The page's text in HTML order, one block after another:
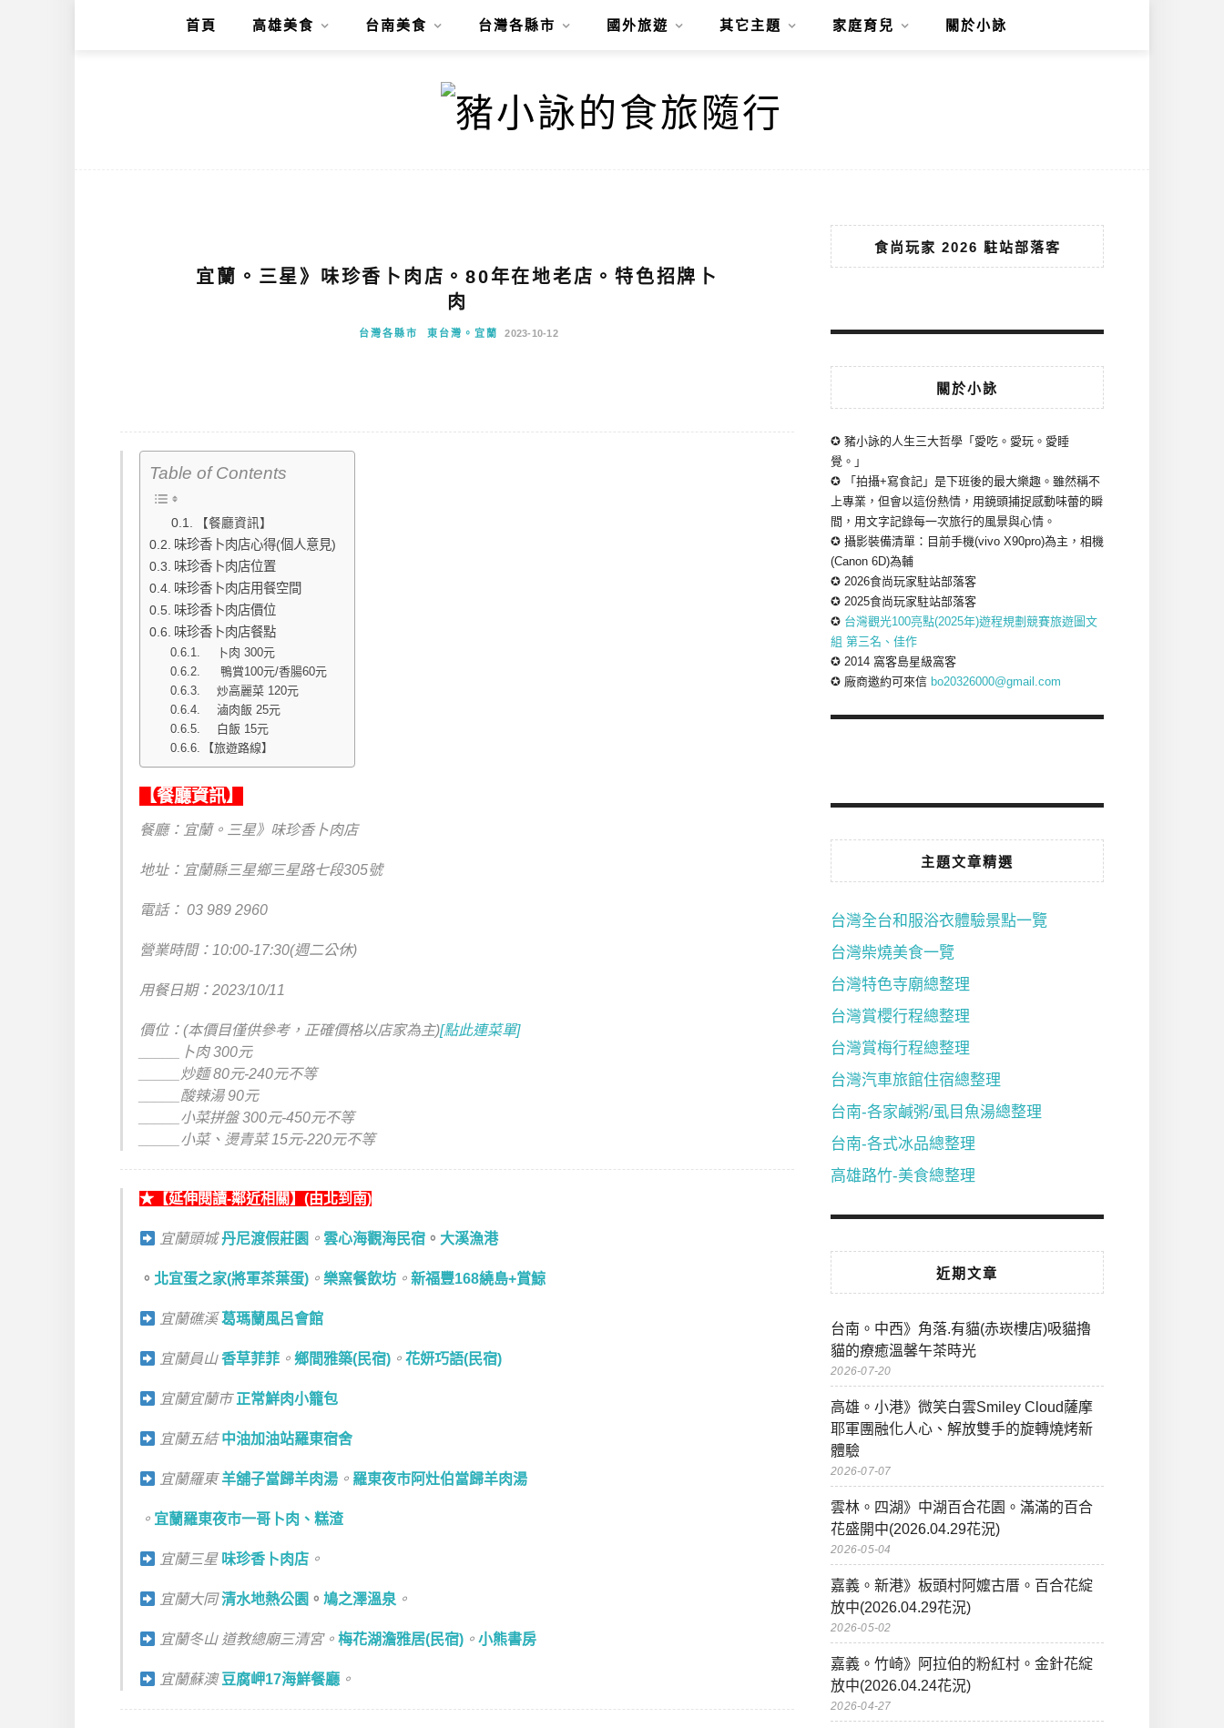
首頁 高雄美食 台南美食 台灣各縣市 國外旅遊 其它主題 家庭育兒 關於小詠
宜蘭。三星》味珍香卜肉店。80年在地老店。特色招牌卜
肉
台灣各縣市 東台灣。宜蘭 2023-10-12
Table of Contents
【餐廳資訊】
味珍香卜肉店心得(個人意見)
味珍香卜肉店位置
味珍香卜肉店用餐空間
味珍香卜肉店價位
味珍香卜肉店餐點
卜肉 300元
鴨賞100元/香腸60元
炒高麗菜 120元
滷肉飯 25元
白飯 15元
【旅遊路線】
【餐廳資訊】
餐廳：宜蘭。三星》味珍香卜肉店
地址：宜蘭縣三星鄉三星路七段305號
電話： 03 989 2960
營業時間：10:00-17:30(週二公休)
用餐日期：2023/10/11
價位：(本價目僅供參考，正確價格以店家為主)[點此連菜單]
_____卜肉 300元
_____炒麵 80元-240元不等
_____酸辣湯 90元
_____小菜拼盤 300元-450元不等
_____小菜、燙青菜 15元-220元不等
★【延伸閱讀-鄰近相關】(由北到南)
宜蘭頭城丹尼渡假莊園 。雲心海觀海民宿 。 大溪漁港
。 北宜蛋之家(將軍茶葉蛋) 。 樂窯餐飲坊 。 新福豐168繞島+賞鯨
宜蘭礁溪葛瑪蘭風呂會館
宜蘭員山香草菲菲 。鄉間雅築(民宿) 。花妍巧語(民宿)
宜蘭宜蘭市正常鮮肉小籠包
宜蘭五結中油加油站羅東宿舍
宜蘭羅東羊舖子當歸羊肉湯 。 羅東夜市阿灶伯當歸羊肉湯
。 宜蘭羅東夜市一哥卜肉、糕渣
宜蘭三星 味珍香卜肉店 。
宜蘭大同清水地熱公園 。鳩之澤溫泉 。
宜蘭冬山 道教總廟三清宮。梅花湖澹雅居(民宿) 。小熊書房
宜蘭蘇澳 豆腐岬17海鮮餐廳 。
食尚玩家 2026 駐站部落客
關於小詠
✪ 豬小詠的人生三大哲學「愛吃。愛玩。愛睡
覺。」
✪ 「拍攝+寫食記」是下班後的最大樂趣。雖然稱不
上專業，但會以這份熱情，用鏡頭捕捉感動味蕾的瞬
間，用文字記錄每一次旅行的風景與心情。
✪ 攝影裝備清單：目前手機(vivo X90pro)為主，相機
(Canon 6D)為輔
✪ 2026食尚玩家駐站部落客
✪ 2025食尚玩家駐站部落客
✪ 台灣觀光100亮點(2025年)遊程規劃競賽旅遊圖文
組 第三名、佳作
✪ 2014 窩客島星級窩客
✪ 廠商邀約可來信 bo20326000@gmail.com
主題文章精選
台灣全台和服浴衣體驗景點一覽
台灣柴燒美食一覽
台灣特色寺廟總整理
台灣賞櫻行程總整理
台灣賞梅行程總整理
台灣汽車旅館住宿總整理
台南-各家鹹粥/虱目魚湯總整理
台南-各式冰品總整理
高雄路竹-美食總整理
近期文章
台南。中西》角落.有貓(赤崁樓店)吸貓擼
貓的療癒溫馨午茶時光
2026-07-20
高雄。小港》微笑白雲Smiley Cloud薩摩
耶軍團融化人心、解放雙手的旋轉燒烤新
體驗
2026-07-07
雲林。四湖》中湖百合花園。滿滿的百合
花盛開中(2026.04.29花況)
2026-05-04
嘉義。新港》板頭村阿嬤古厝。百合花綻
放中(2026.04.29花況)
2026-05-02
嘉義。竹崎》阿拉伯的粉紅村。金針花綻
放中(2026.04.24花況)
2026-04-27